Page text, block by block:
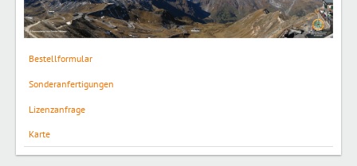
Bestellformular
Sonderanfertigungen
Lizenzanfrage
Karte